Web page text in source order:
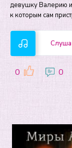
девушку Валерию и
к которым сам
0 0